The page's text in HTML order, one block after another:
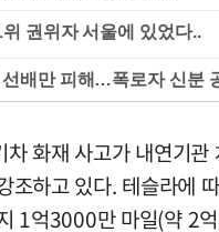
배만 피해…폭로자 신분
차 화재 사고가 내연기관
조하고 있다. 테슬라에
1억3000만 마일(약 2